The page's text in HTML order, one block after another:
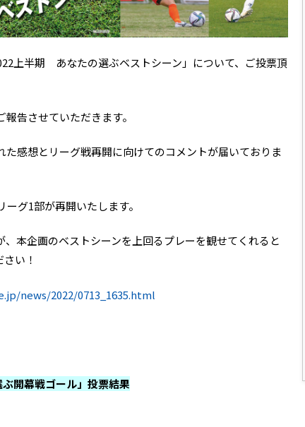
上半期 あなたの選ぶベストシーン」について、ご投票頂
告させていただきます。
感想とリーグ戦再開に向けてのコメントが届いておりま
グ1部が再開いたします。
本企画のベストシーンを上回るプレーを観せてくれると
い！
news/2022/0713_1635.html
幕戦ゴール」投票結果